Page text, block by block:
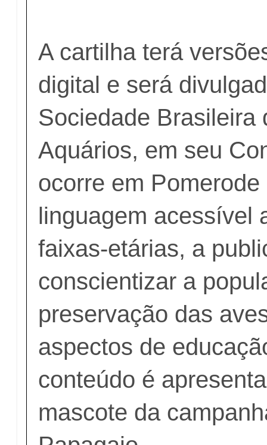
A cartilha terá
digital e será
Sociedade Brasileira
Aquários, em seu
ocorre em
linguagem acessível
faixas-etárias, a
conscientizar a
preservação das
aspectos de
conteúdo é
mascote da